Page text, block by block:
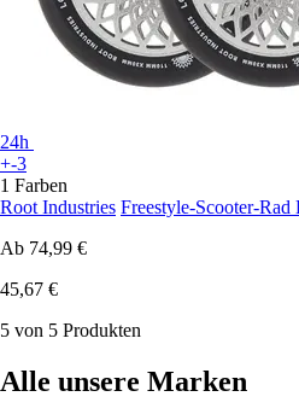
24h
+-3
1 Farben
Root Industries Freestyle-Scooter-
Ab 74,99 €
45,67 €
5 von 5 Produkten
Alle unsere Marken